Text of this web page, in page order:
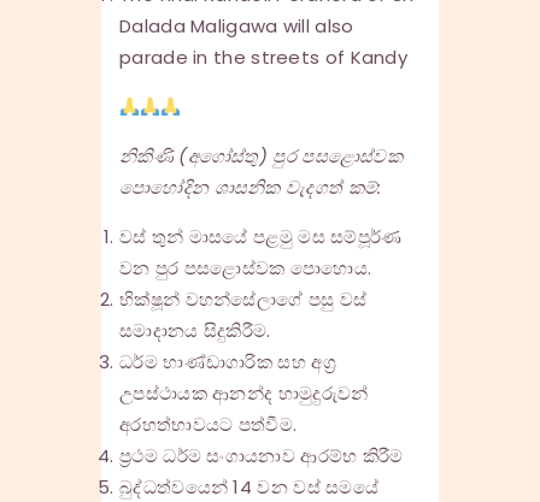
Dalada Maligawa will also
parade in the streets of Kandy
නිකිණි (අගෝස්තු) පුර පසළොස්වක
පොහෝදින ශාසනික වැදගත් කම්:
වස් තුන් මාසයේ පළමු මස සම්පූර්ණ
වන පුර පසළොස්වක පොහොය.
භික්ෂූන් වහන්සේලාගේ පසු වස්
සමාදානය සිදුකිරීම.
ධර්ම භාණ්ඩාගාරික සහ අග්‍ර
උපස්ථායක ආනන්ද හාමුදුරුවන්
අරහත්භාවයට පත්වීම.
ප්‍රථම ධර්ම සංගායනාව ආරම්භ කිරීම
බුද්ධත්වයෙන් 14 වන වස් සමයේ